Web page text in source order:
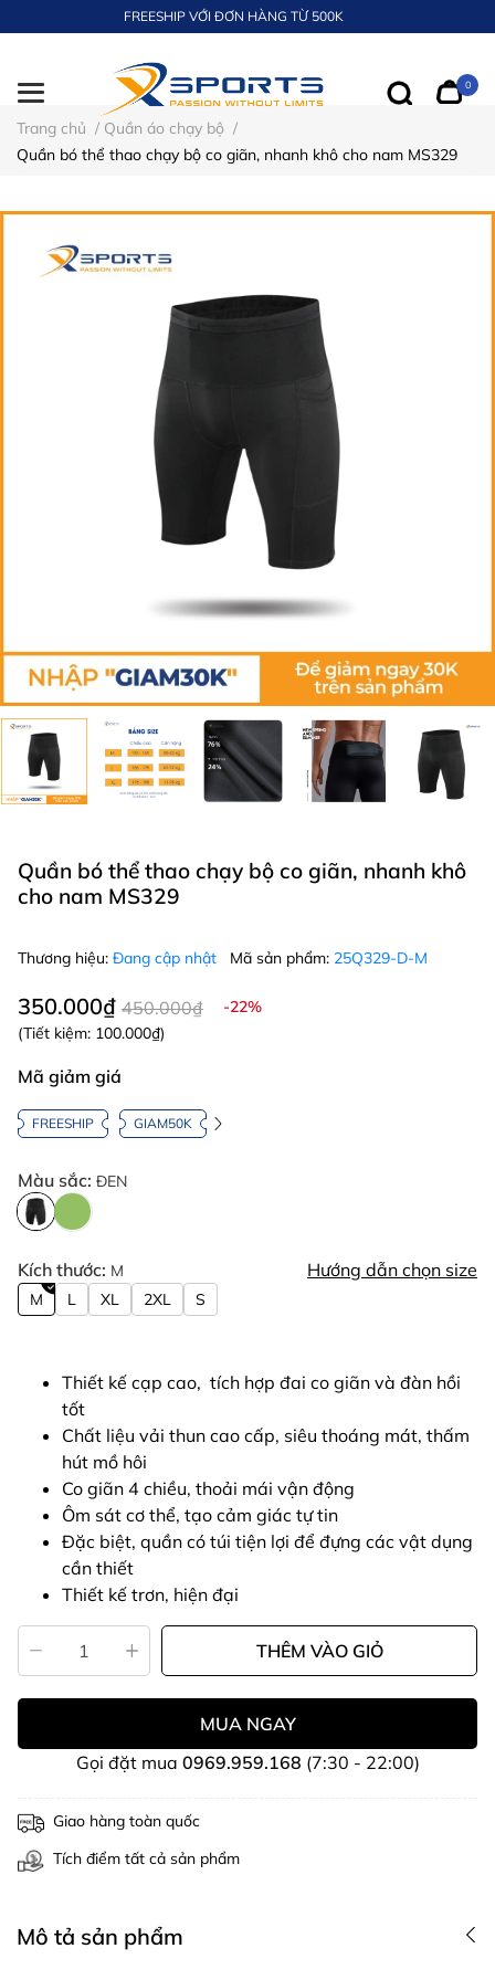
FREESHIP VỚI ĐƠN HÀNG TỪ 500K
0
Trang chủ / Quần áo chạy bộ /
Quần bó thể thao chạy bộ co giãn, nhanh khô cho nam MS329
Quần bó thể thao chạy bộ co giãn, nhanh khô
cho nam MS329
Thương hiệu: Đang cập nhật Mã sản phẩm: 25Q329-D-M
350.000₫ 450.000₫
-22%
(Tiết kiệm: 100.000₫)
Mã giảm giá
FREESHIP GIAM50K
Màu sắc: ĐEN
Kích thước: M Hướng dẫn chọn size
M L XL 2XL S
Thiết kế cạp cao, tích hợp đai co giãn và đàn hồi
tốt
Chất liệu vải thun cao cấp, siêu thoáng mát, thấm
hút mồ hôi
Co giãn 4 chiều, thoải mái vận động
Ôm sát cơ thể, tạo cảm giác tự tin
Đặc biệt, quần có túi tiện lợi để đựng các vật dụng
cần thiết
Thiết kế trơn, hiện đại
THÊM VÀO GIỎ
MUA NGAY
Gọi đặt mua 0969.959.168 (7:30 - 22:00)
Giao hàng toàn quốc
Tích điểm tất cả sản phẩm
Mô tả sản phẩm